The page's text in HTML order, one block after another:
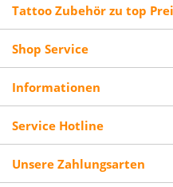
Tattoo Zubehör zu top
Shop Service
Informationen
Service Hotline
Unsere Zahlungsarten